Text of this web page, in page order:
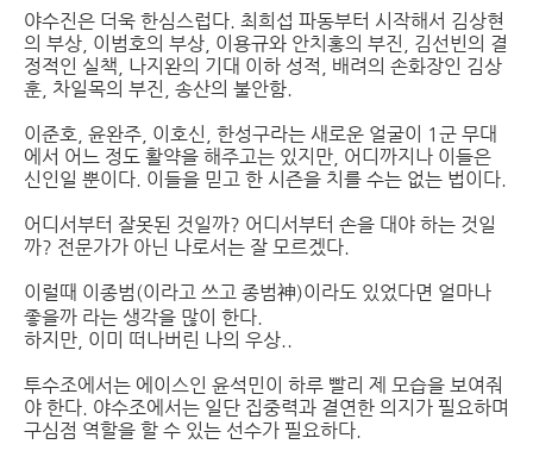
야수진은 더욱 한심스럽다. 최희섭 파동부터 시작해서 김상현
의 부상, 이범호의 부상, 이용규와 안치홍의 부진, 김선빈의 결
정적인 실책, 나지완의 기대 이하 성적, 배려의 손화장인 김상
훈, 차일목의 부진, 송산의 불안함.
이준호, 윤완주, 이호신, 한성구라는 새로운 얼굴이 1군 무대
에서 어느 정도 활약을 해주고는 있지만, 어디까지나 이들은
신인일 뿐이다. 이들을 믿고 한 시즌을 치를 수는 없는 법이다.
어디서부터 잘못된 것일까? 어디서부터 손을 대야 하는 것일
까? 전문가가 아닌 나로서는 잘 모르겠다.
이럴때 이종범(이라고 쓰고 종범神)이라도 있었다면 얼마나
좋을까 라는 생각을 많이 한다.
하지만, 이미 떠나버린 나의 우상..
투수조에서는 에이스인 윤석민이 하루 빨리 제 모습을 보여줘
야 한다. 야수조에서는 일단 집중력과 결연한 의지가 필요하며
구심점 역할을 할 수 있는 선수가 필요하다.